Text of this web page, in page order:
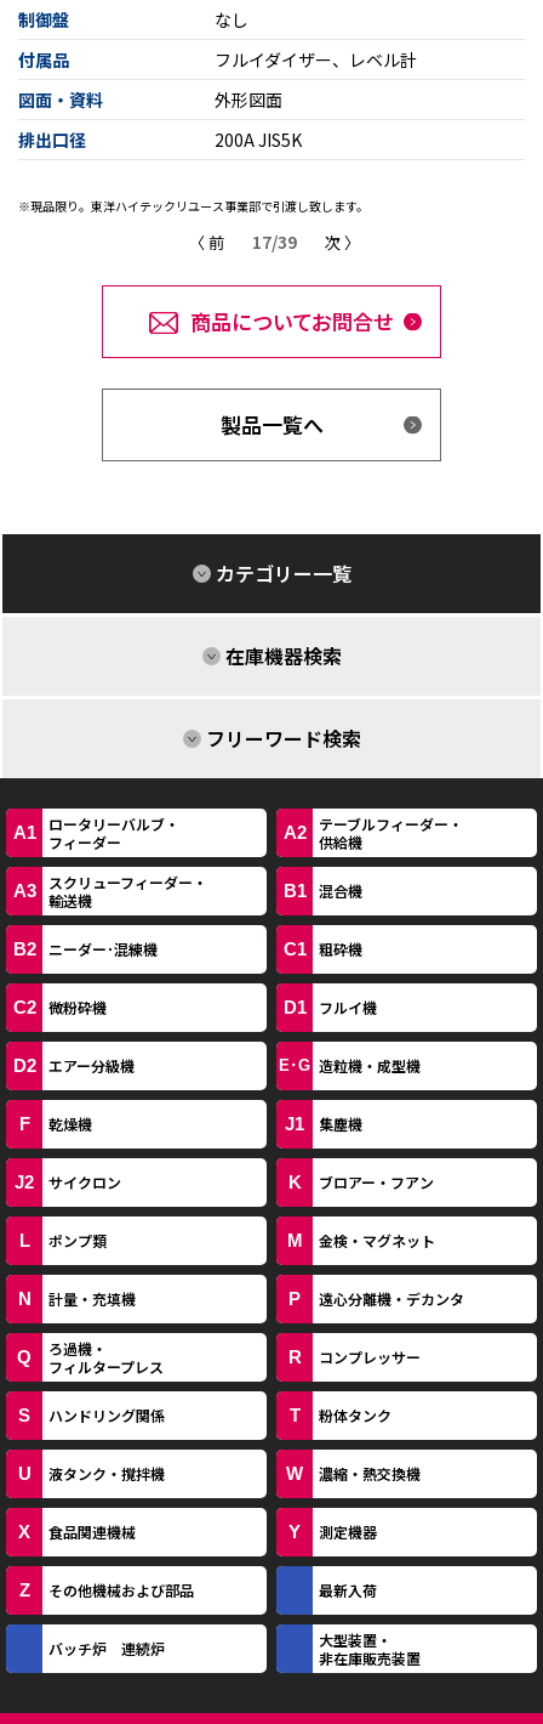
制御盤
なし
付属品
フルイダイザー、レベル計
図面・資料
外形図面
排出口径
200A JIS5K
※現品限り。東洋ハイテックリユース事業部で引渡し致します。
〈 前 17/39 次 〉
商品についてお問合せ
製品一覧へ
カテゴリー一覧
在庫機器検索
フリーワード検索
A1
ロータリーバルブ・
フィーダー
A2
テーブルフィーダー・
供給機
A3
スクリューフィーダー・
輸送機
B1 混合機
B2 ニーダー･混練機 C1 粗砕機
C2 微粉砕機 D1 フルイ機
D2 エアー分級機 E･G 造粒機・成型機
F 乾燥機 J1 集塵機
J2 サイクロン K ブロアー・フアン
L ポンプ類 M 金検・マグネット
N 計量・充填機 P 遠心分離機・デカンタ
Q
ろ過機・
フィルタープレス
R コンプレッサー
S ハンドリング関係 T 粉体タンク
U 液タンク・撹拌機 W 濃縮・熱交換機
X 食品関連機械 Y 測定機器
Z その他機械および部品 最新入荷
バッチ炉 連続炉
大型装置・
非在庫販売装置